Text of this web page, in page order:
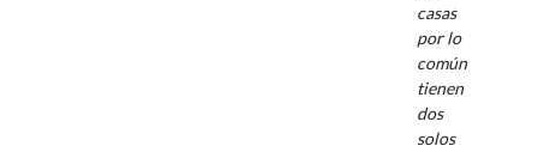
casas
por lo
común
tienen
dos
solos